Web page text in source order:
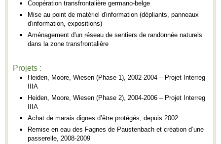
Coopération transfrontalière germano-belge
Mise au point de matériel d'information (dépliants, panneaux
d'information, expositions)
Aménagement d'un réseau de sentiers de randonnée naturels
dans la zone transfrontalière
Projets :
Heiden, Moore, Wiesen (Phase 1), 2002-2004 – Projet Interreg
IIIA
Heiden, Moore, Wiesen (Phase 2), 2004-2006 – Projet Interreg
IIIA
Achat de marais dignes d’être protégés, depuis 2002
Remise en eau des Fagnes de Paustenbach et création d’une
passerelle, 2008-2009